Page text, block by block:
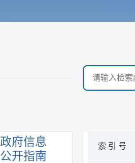
政府信息
公开指南
索 引 号